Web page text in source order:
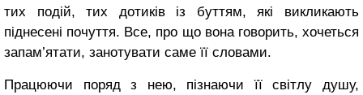
тих подій, тих дотиків із буттям, які викликають
піднесені почуття. Все, про що вона говорить, хочеться
запам’ятати, занотувати саме її словами.
Працюючи поряд з нею, пізнаючи її світлу душу,